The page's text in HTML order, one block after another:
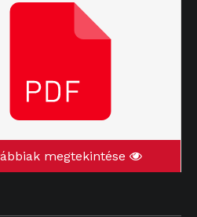
megtekintése